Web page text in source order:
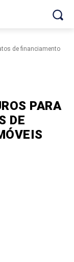
de financiamento
PARA
DE